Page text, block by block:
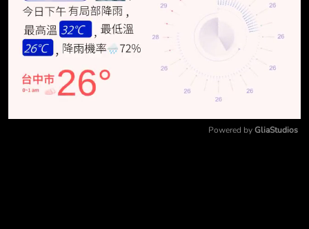
Powered by GliaStudios